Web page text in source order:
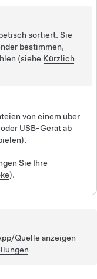
sortiert. Sie
bestimmen,
(siehe Kürzlich
von einem über
USB-Gerät ab
).
Sie Ihre
).
Quelle anzeigen